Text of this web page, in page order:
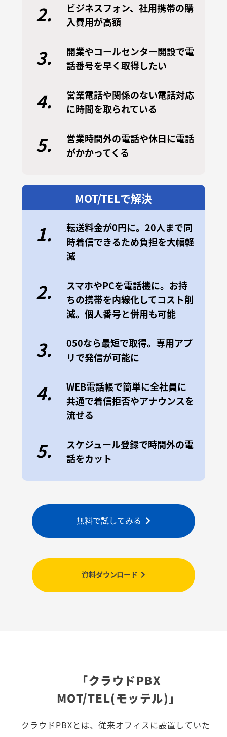
2.
ビジネスフォン、社用携帯の購
入費用が高額
3.
開業やコールセンター開設で電
話番号を早く取得したい
4.
営業電話や関係のない電話対応
に時間を取られている
5.
営業時間外の電話や休日に電話
がかかってくる
MOT/TELで解決
1.
転送料金が0円に。20人まで同
時着信できるため負担を大幅軽
減
2.
スマホやPCを電話機に。お持
ちの携帯を内線化してコスト削
減。個人番号と併用も可能
3.
050なら最短で取得。専用アプ
リで発信が可能に
4.
WEB電話帳で簡単に全社員に
共通で着信拒否やアナウンスを
流せる
5.
スケジュール登録で時間外の電
話をカット
無料で試してみる
資料ダウンロード
「クラウドPBX
MOT/TEL(モッテル)」
クラウドPBXとは、従来オフィスに設置していた